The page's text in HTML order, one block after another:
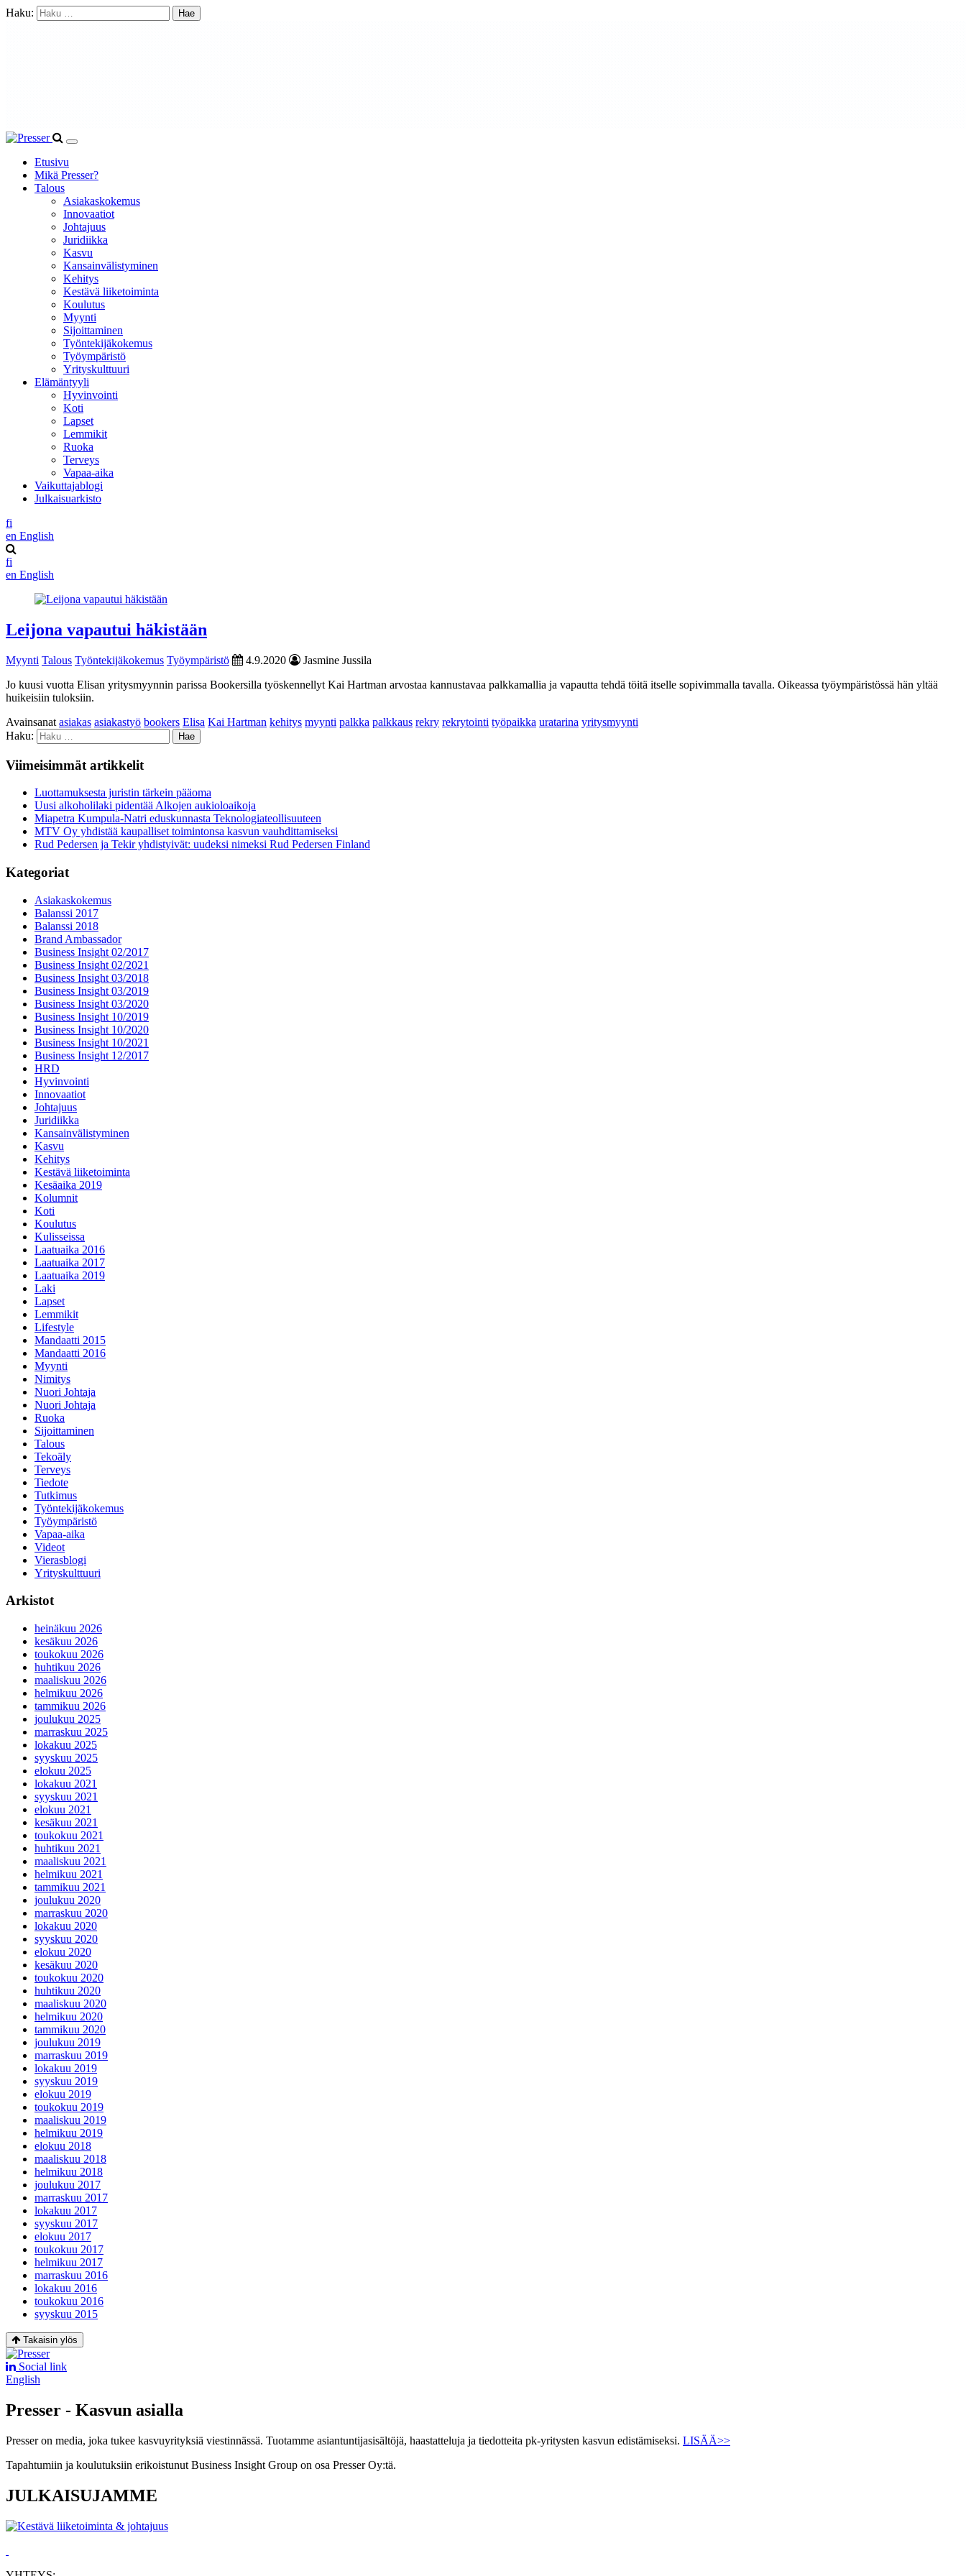
Haku:
Etusivu
Mikä Presser?
Talous
Asiakaskokemus
Innovaatiot
Johtajuus
Juridiikka
Kasvu
Kansainvälistyminen
Kehitys
Kestävä liiketoiminta
Koulutus
Myynti
Sijoittaminen
Työntekijäkokemus
Työympäristö
Yrityskulttuuri
Elämäntyyli
Hyvinvointi
Koti
Lapset
Lemmikit
Ruoka
Terveys
Vapaa-aika
Vaikuttajablogi
Julkaisuarkisto
fi
en English
fi
en English
Leijona vapautui häkistään
Myynti Talous Työntekijäkokemus Työympäristö 4.9.2020
Jasmine Jussila
Jo kuusi vuotta Elisan yritysmyynnin parissa Bookersilla työskennellyt Kai Hartman arvostaa kannustavaa palkkamallia ja vapautta tehdä töitä itselle sopivimmalla tavalla. Oikeassa työympäristössä hän yltää
huikeisiin tuloksiin.
Avainsanat asiakas asiakastyö bookers Elisa Kai Hartman kehitys myynti palkka palkkaus rekry rekrytointi työpaikka uratarina yritysmyynti
Haku:
Viimeisimmät artikkelit
Luottamuksesta juristin tärkein pääoma
Uusi alkoholilaki pidentää Alkojen aukioloaikoja
Miapetra Kumpula-Natri eduskunnasta Teknologiateollisuuteen
MTV Oy yhdistää kaupalliset toimintonsa kasvun vauhdittamiseksi
Rud Pedersen ja Tekir yhdistyivät: uudeksi nimeksi Rud Pedersen Finland
Kategoriat
Asiakaskokemus
Balanssi 2017
Balanssi 2018
Brand Ambassador
Business Insight 02/2017
Business Insight 02/2021
Business Insight 03/2018
Business Insight 03/2019
Business Insight 03/2020
Business Insight 10/2019
Business Insight 10/2020
Business Insight 10/2021
Business Insight 12/2017
HRD
Hyvinvointi
Innovaatiot
Johtajuus
Juridiikka
Kansainvälistyminen
Kasvu
Kehitys
Kestävä liiketoiminta
Kesäaika 2019
Kolumnit
Koti
Koulutus
Kulisseissa
Laatuaika 2016
Laatuaika 2017
Laatuaika 2019
Laki
Lapset
Lemmikit
Lifestyle
Mandaatti 2015
Mandaatti 2016
Myynti
Nimitys
Nuori Johtaja
Nuori Johtaja
Ruoka
Sijoittaminen
Talous
Tekoäly
Terveys
Tiedote
Tutkimus
Työntekijäkokemus
Työympäristö
Vapaa-aika
Videot
Vierasblogi
Yrityskulttuuri
Arkistot
heinäkuu 2026
kesäkuu 2026
toukokuu 2026
huhtikuu 2026
maaliskuu 2026
helmikuu 2026
tammikuu 2026
joulukuu 2025
marraskuu 2025
lokakuu 2025
syyskuu 2025
elokuu 2025
lokakuu 2021
syyskuu 2021
elokuu 2021
kesäkuu 2021
toukokuu 2021
huhtikuu 2021
maaliskuu 2021
helmikuu 2021
tammikuu 2021
joulukuu 2020
marraskuu 2020
lokakuu 2020
syyskuu 2020
elokuu 2020
kesäkuu 2020
toukokuu 2020
huhtikuu 2020
maaliskuu 2020
helmikuu 2020
tammikuu 2020
joulukuu 2019
marraskuu 2019
lokakuu 2019
syyskuu 2019
elokuu 2019
toukokuu 2019
maaliskuu 2019
helmikuu 2019
elokuu 2018
maaliskuu 2018
helmikuu 2018
joulukuu 2017
marraskuu 2017
lokakuu 2017
syyskuu 2017
elokuu 2017
toukokuu 2017
helmikuu 2017
marraskuu 2016
lokakuu 2016
toukokuu 2016
syyskuu 2015
Takaisin ylös
Social link
English
Presser - Kasvun asialla
Presser on media, joka tukee kasvuyrityksiä viestinnässä. Tuotamme asiantuntijasisältöjä, haastatteluja ja tiedotteita pk-yritysten kasvun edistämiseksi. LISÄÄ>>
Tapahtumiin ja koulutuksiin erikoistunut Business Insight Group on osa Presser Oy:tä.
JULKAISUJAMME